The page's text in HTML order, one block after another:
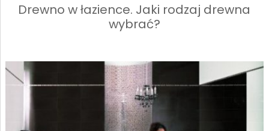
Drewno w łazience. Jaki rodzaj drewna
wybrać?